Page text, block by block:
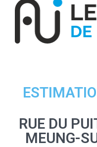
RUE DU
MEUNG-